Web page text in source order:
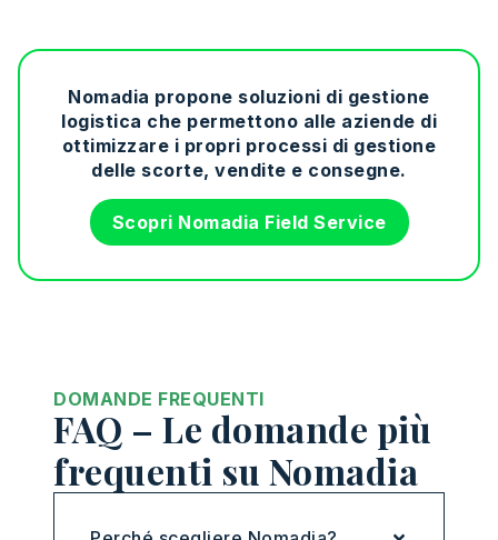
Nomadia propone soluzioni di gestione
logistica che permettono alle aziende di
ottimizzare i propri processi di gestione
delle scorte, vendite e consegne.
Scopri Nomadia Field Service
DOMANDE FREQUENTI
FAQ – Le domande più
frequenti su Nomadia